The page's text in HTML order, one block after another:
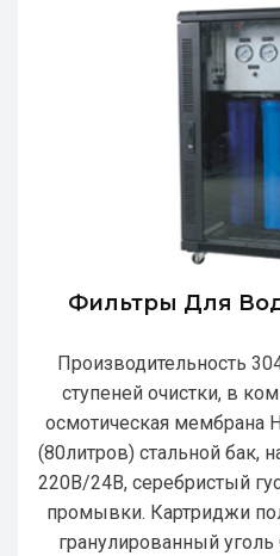
Фильтры Для
Производительность
ступеней очистки, в
осмотическая мембрана
(80литров) стальной бак,
220В/24В, серебристый
промывки. Картриджи
гранулированный